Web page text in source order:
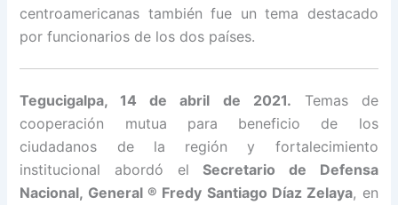
centroamericanas también fue un tema destacado
por funcionarios de los dos países.
Tegucigalpa, 14 de abril de 2021.
Temas de
cooperación mutua para beneficio de los
ciudadanos de la región y fortalecimiento
institucional abordó elSecretario de Defensa
Nacional, General ® Fredy Santiago Díaz Zelaya, en